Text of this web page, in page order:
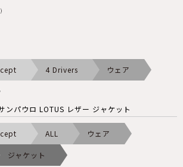
4 Drivers ウェア
ンパウロ LOTUS レザー ジャケット
ALL ウェア
ジャケット